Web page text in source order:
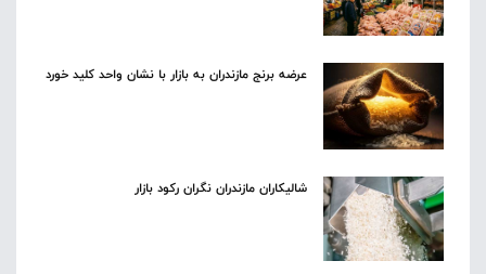
عرضه برنج مازندران به بازار با نشان واحد کلید خورد
شالیکاران مازندران نگران رکود بازار